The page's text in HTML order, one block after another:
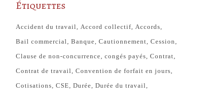
Étiquettes
Accident du travail Accord collectif Accords
Bail commercial Banque Cautionnement Cession
Clause de non-concurrence congés payés Contrat
Contrat de travail Convention de forfait en jours
Cotisations CSE Durée Durée du travail